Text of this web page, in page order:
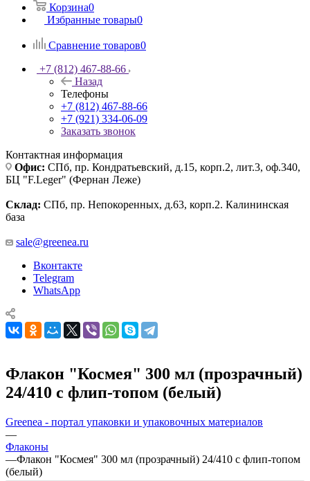
Корзина0
Избранные товары0
Сравнение товаров0
+7 (812) 467-88-66
Назад
Телефоны
+7 (812) 467-88-66
+7 (921) 334-06-09
Заказать звонок
Контактная информация
Офис: СПб, пр. Кондратьевский, д.15, корп.2, лит.3, оф.340,
БЦ "F.Leger" (Фернан Леже)
Склад: СПб, пр. Непокоренных, д.63, корп.2. Калининская
база
sale@greenea.ru
Вконтакте
Telegram
WhatsApp
Флакон "Космея" 300 мл (прозрачный)
24/410 с флип-топом (белый)
Greenea - портал упаковки и упаковочных материалов
—
Флаконы
—Флакон "Космея" 300 мл (прозрачный) 24/410 с флип-топом
(белый)